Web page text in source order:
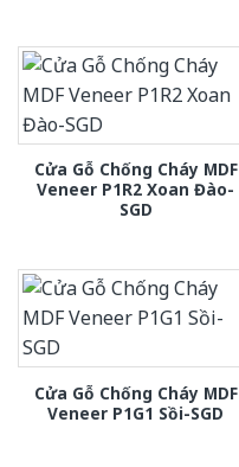
Cửa Gỗ Chống Cháy MDF
Veneer P1R2 Xoan Đào-
SGD
Cửa Gỗ Chống Cháy MDF
Veneer P1G1 Sồi-SGD